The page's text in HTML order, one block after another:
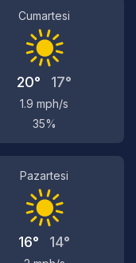
Cumartesi
20° 17°
1.9 mph/s
35%
Pazartesi
16° 14°